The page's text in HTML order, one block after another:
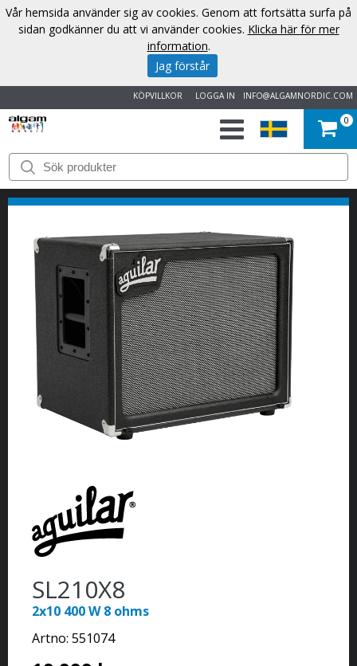
INFO@ALGAMNORDIC.COM
LOGGA IN
KÖPVILLKOR
START
VARUMÄRKEN
NYHETER
OM
OSS
KONTAKT
0
SL210X8
2x10 400 W 8 ohms
Artno: 551074
Vår hemsida använder sig av cookies. Genom att fortsätta surfa på
sidan godkänner du att vi använder cookies. Klicka här för mer
information.
Jag förstår